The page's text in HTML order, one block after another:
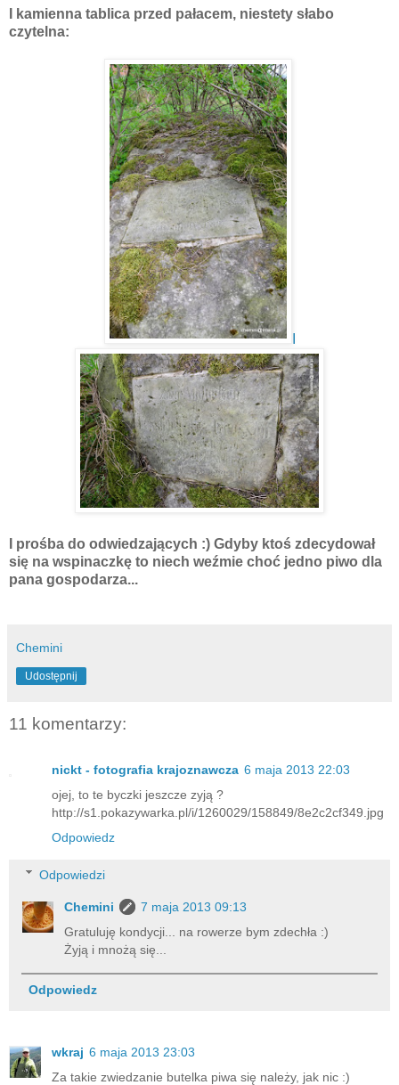
I kamienna tablica przed pałacem, niestety słabo
czytelna:
I prośba do odwiedzających :) Gdyby ktoś zdecydował
się na wspinaczkę to niech weźmie choć jedno piwo dla
pana gospodarza...
Chemini
Udostępnij
11 komentarzy:
nickt - fotografia krajoznawcza 6 maja 2013 22:03
ojej, to te byczki jeszcze zyją ?
http://s1.pokazywarka.pl/i/1260029/158849/8e2c2cf349.jpg
Odpowiedz
Odpowiedzi
Chemini
7 maja 2013 09:13
Gratuluję kondycji... na rowerze bym zdechła :)
Żyją i mnożą się...
Odpowiedz
wkraj 6 maja 2013 23:03
Za takie zwiedzanie butelka piwa się należy, jak nic :)